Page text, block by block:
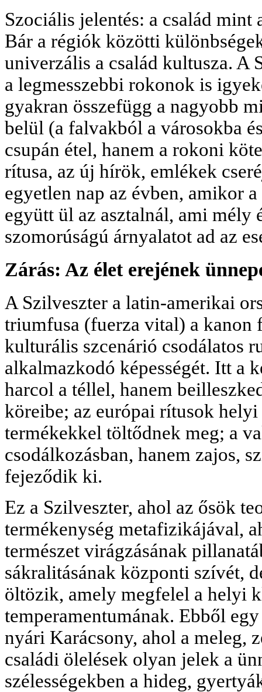
Szociális jelentés: a család mint
Bár a régiók közötti
univerzális a család kultusza. A
a legmesszebbi rokonok is
gyakran összefügg a nagyobb
belül (a falvakból a városokba
csupán étel, hanem a rokoni
rítusa, az új hírök, emlékek
egyetlen nap az évben, amikor
együtt ül az asztalnál, ami mély
szomorúságú árnyalatot ad az
Zárás: Az élet erejének
A Szilveszter a latin-amerikai
triumfusa (fuerza vital) a kanon
kulturális szcenárió csodálatos
alkalmazkodó képességét. Itt a
harcol a téllel, hanem
köreibe; az európai rítusok helyi
termékekkel töltődnek meg; a
csodálkozásban, hanem zajos,
fejeződik ki.
Ez a Szilveszter, ahol az ősök
termékenység metafizikájával,
természet virágzásának
sákralitásának központi szívét,
öltözik, amely megfelel a helyi
temperamentumának. Ebből
nyári Karácsony, ahol a meleg,
családi ölelések olyan jelek a
szélességekben a hideg,